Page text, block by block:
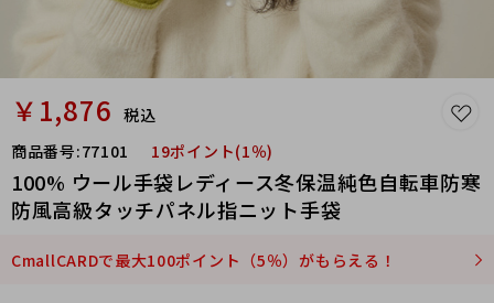
￥1,876 税込
商品番号:77101 19ポイント(1％)
100% ウール手袋レディース冬保温純色自転車防寒
防風高級タッチパネル指ニット手袋
CmallCARDで最大100ポイント（5％）がもらえる！